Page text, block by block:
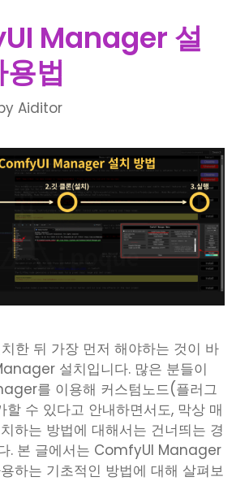
Manager 설
법
Aiditor
한 뒤 가장 먼저 해야하는 것이 바
설치입니다. 많은 분들이
를 이용해 커스텀노드(플러그
할 수 있다고 안내하면서도, 막상 매
하는 방법에 대해서는 건너띄는 경
. 본 글에서는 ComfyUI Manager
하는 기초적인 방법에 대해 살펴보